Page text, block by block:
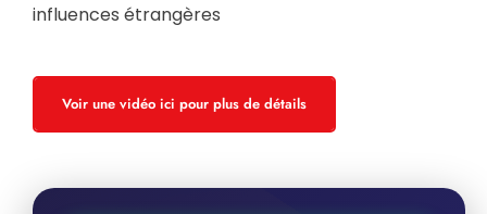
influences étrangères
Voir une vidéo ici pour plus de détails